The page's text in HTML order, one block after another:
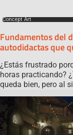
Concept Art
Fundamentos del
autodidactas que
¿Estás frustrado
horas practicando?
queda bien, pero al